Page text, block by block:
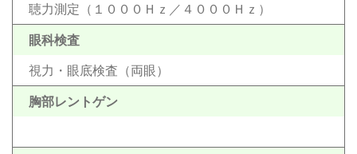
聴力測定（１０００Ｈｚ／４０００Ｈｚ）
眼科検査
視力・眼底検査（両眼）
胸部レントゲン